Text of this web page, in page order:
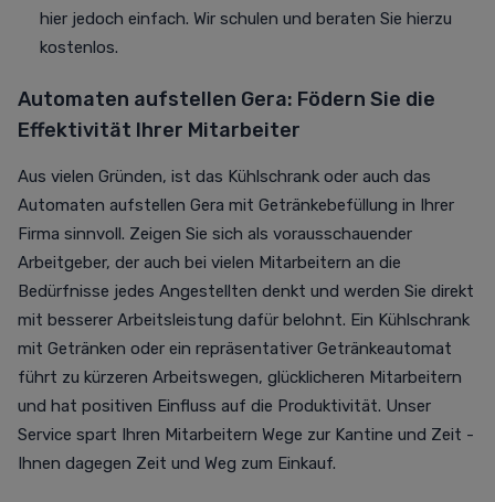
hier jedoch einfach. Wir schulen und beraten Sie hierzu
kostenlos.
Automaten aufstellen Gera: Födern Sie die
Effektivität Ihrer Mitarbeiter
Aus vielen Gründen, ist das Kühlschrank oder auch das
Automaten aufstellen Gera mit Getränkebefüllung in Ihrer
Firma sinnvoll. Zeigen Sie sich als vorausschauender
Arbeitgeber, der auch bei vielen Mitarbeitern an die
Bedürfnisse jedes Angestellten denkt und werden Sie direkt
mit besserer Arbeitsleistung dafür belohnt. Ein Kühlschrank
mit Getränken oder ein repräsentativer Getränkeautomat
führt zu kürzeren Arbeitswegen, glücklicheren Mitarbeitern
und hat positiven Einfluss auf die Produktivität. Unser
Service spart Ihren Mitarbeitern Wege zur Kantine und Zeit -
Ihnen dagegen Zeit und Weg zum Einkauf.